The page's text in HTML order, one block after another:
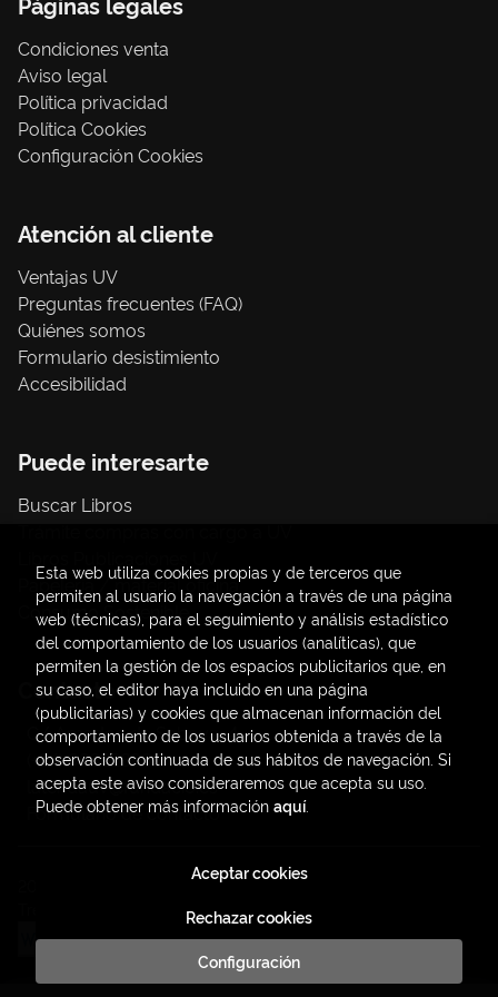
Condiciones venta
Aviso legal
Política privacidad
Política Cookies
Configuración Cookies
Atención al cliente
Ventajas UV
Preguntas frecuentes (FAQ)
Quiénes somos
Formulario desistimiento
Accesibilidad
Puede interesarte
Buscar Libros
Papelería / material oficina
Consumo Sostenible
Contacto
C/ Amadeo de Saboya, 4
(+34) 963828968
latendauv@fundacio.es
Formulario de contacto
. Todos los Derechos Reservados |
Esta web utiliza cookies propias y de terceros que
permiten al usuario la navegación a través de una página
web (técnicas), para el seguimiento y análisis estadístico
del comportamiento de los usuarios (analíticas), que
permiten la gestión de los espacios publicitarios que, en
su caso, el editor haya incluido en una página
(publicitarias) y cookies que almacenan información del
comportamiento de los usuarios obtenida a través de la
observación continuada de sus hábitos de navegación. Si
acepta este aviso consideraremos que acepta su uso.
Puede obtener más información aquí.
Configuración
Rechazar cookies
Aceptar cookies